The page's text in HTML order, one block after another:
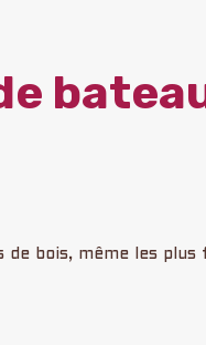
bois, même les plus